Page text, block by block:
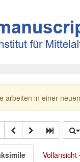
arbeiten in einer
Vollansicht